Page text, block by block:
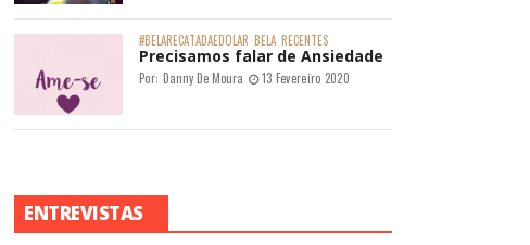
#BELARECATADAEDOLAR BELA RECENTES
Precisamos falar de Ansiedade
Por: Danny De Moura 13 Fevereiro 2020
ENTREVISTAS